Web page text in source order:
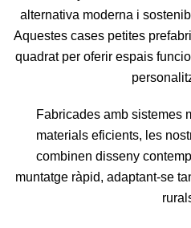
alternativa moderna i
Aquestes cases petites
quadrat per oferir espais
Fabricades amb sistemes
materials eficients, les
combinen disseny
muntatge ràpid, adaptant-se